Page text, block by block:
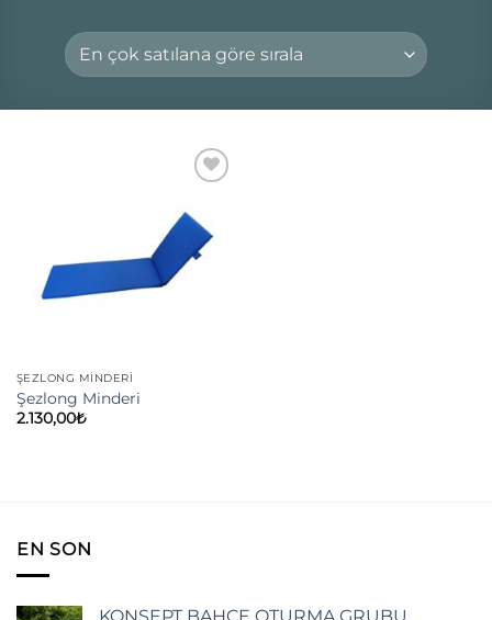
wishlist
ŞEZLONG MİNDERİ
Şezlong Minderi
2.130,00₺
EN SON